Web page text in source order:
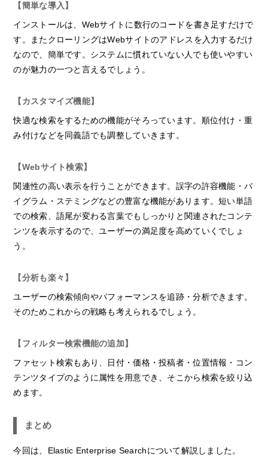
【簡単な導入】
インストールは、Webサイトに数行のコードを書き足すだけで
す。またクローリングはWebサイトのアドレスを入力するだけ
なので、簡単です。システムに慣れていない人でも使いやすい
のが魅力の一つと言えるでしょう。
【カスタマイズ機能】
快適な検索をするための機能がそろっています。順位付け・重
み付けなどを同義語でも調整していきます。
【Webサイト検索】
関連性の高い表示を行うことができます。誤字の許容機能・バ
イグラム・ステミングなどの豊富な機能があります。短い単語
での検索、語尾が変わる言葉でもしっかりと関連されたコンテ
ンツを表示するので、ユーザーの満足度を高めていくでしょ
う。
【分析も楽々】
ユーザーの検索傾向やパフォーマンスを追跡・分析できます。
そのためこれからの戦略も考えられるでしょう。
【フィルター検索機能の追加】
ファセット検索もあり、日付・価格・投稿者・位置情報・コン
テンツタイプのように属性を用意でき、そこから検索を絞り込
めます。
まとめ
今回は、Elastic Enterprise Searchについて解説しました。